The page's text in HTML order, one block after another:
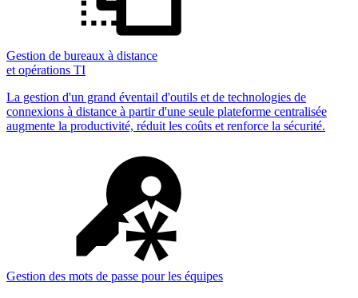
Gestion de bureaux à distance
et opérations TI
La gestion d'un grand éventail d'outils et de technologies de
connexions à distance à partir d'une seule plateforme centralisée
augmente la productivité, réduit les coûts et renforce la sécurité.
Gestion des mots de passe pour les équipes